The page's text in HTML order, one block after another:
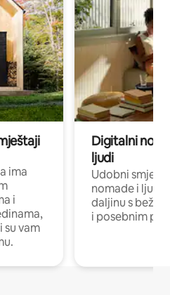
ima
i
su vam
Digitalni
ljudi
Udobni
nomade i ljude
daljinu s
i posebnim